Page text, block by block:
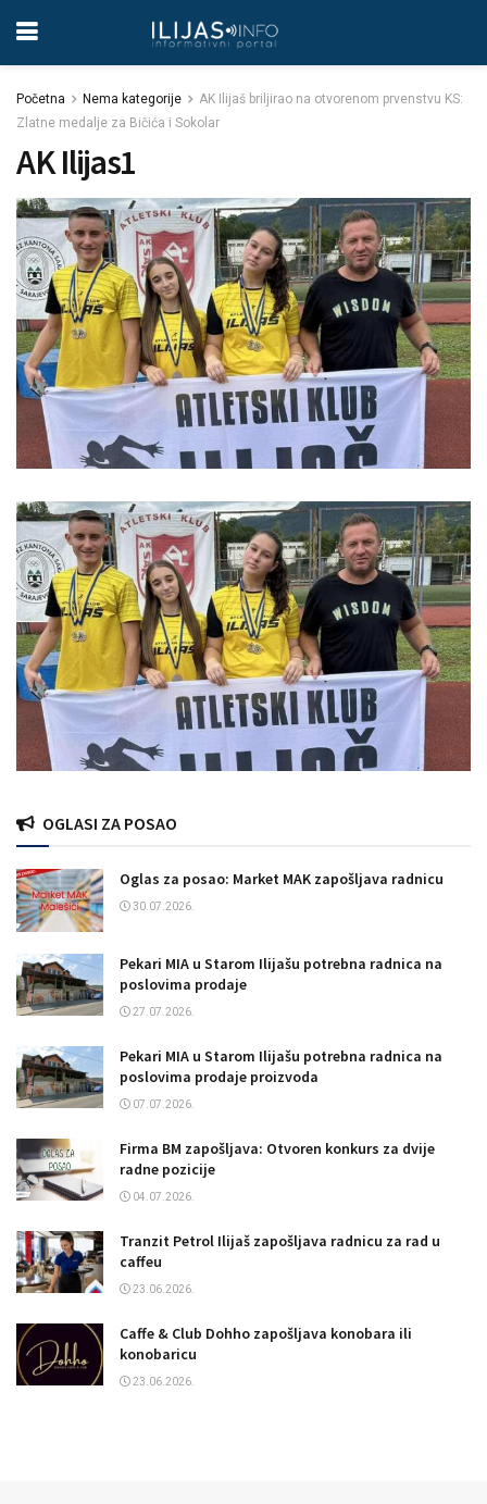
Početna Nema kategorije
AK Ilijaš briljirao na otvorenom prvenstvu KS:
Zlatne medalje za Bičića i Sokolar
AK Ilijas1
OGLASI ZA POSAO
Oglas za posao: Market MAK zapošljava radnicu
30.07.2026.
Pekari MIA u Starom Ilijašu potrebna radnica na
poslovima prodaje
27.07.2026.
Pekari MIA u Starom Ilijašu potrebna radnica na
poslovima prodaje proizvoda
07.07.2026.
Firma BM zapošljava: Otvoren konkurs za dvije
radne pozicije
04.07.2026.
Tranzit Petrol Ilijaš zapošljava radnicu za rad u
caffeu
23.06.2026.
Caffe & Club Dohho zapošljava konobara ili
konobaricu
23.06.2026.